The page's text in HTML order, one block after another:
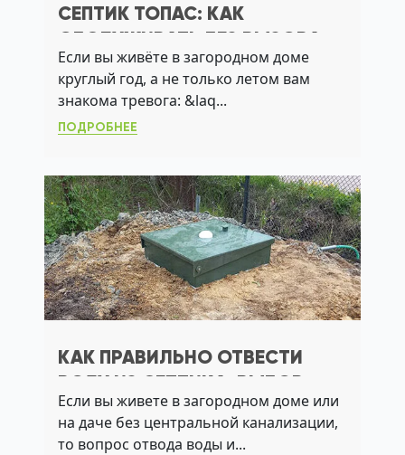
СЕПТИК ТОПАС: КАК
ОБСЛУЖИВАТЬ БЕЗ ВЫЗОВА
АССЕНИЗАТОРА И ПРОДЛИТЬ
СРОК СЛУЖБЫ
Если вы живёте в загородном доме
круглый год, а не только летом вам
знакома тревога: &laq...
ПОДРОБНЕЕ
КАК ПРАВИЛЬНО ОТВЕСТИ
ВОДУ ИЗ СЕПТИКА: ВЫБОР
СИСТЕМЫ ДЛЯ ВАШЕГО
УЧАСТКА
Если вы живете в загородном доме или
на даче без центральной канализации,
то вопрос отвода воды и...